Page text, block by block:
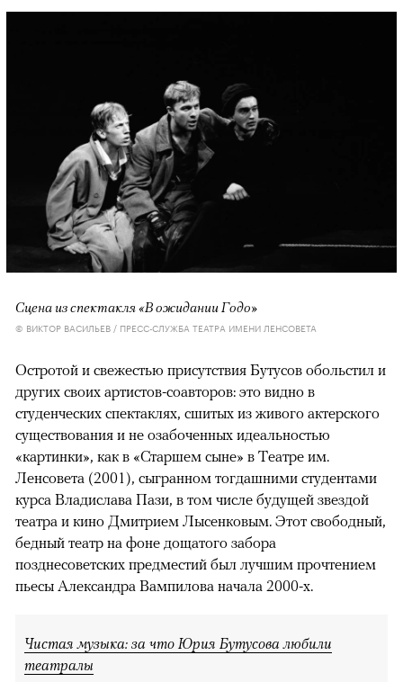
Сцена из спектакля «В ожидании Годо»
© ВИКТОР ВАСИЛЬЕВ / ПРЕСС-СЛУЖБА ТЕАТРА ИМЕНИ ЛЕНСОВЕТА
Остротой и свежестью присутствия Бутусов обольстил и
других своих артистов-соавторов: это видно в
студенческих спектаклях, сшитых из живого актерского
существования и не озабоченных идеальностью
«картинки», как в «Старшем сыне» в Театре им.
Ленсовета (2001), сыгранном тогдашними студентами
курса Владислава Пази, в том числе будущей звездой
театра и кино Дмитрием Лысенковым. Этот свободный,
бедный театр на фоне дощатого забора
позднесоветских предместий был лучшим прочтением
пьесы Александра Вампилова начала 2000-х.
Чистая музыка: за что Юрия Бутусова любили
театралы